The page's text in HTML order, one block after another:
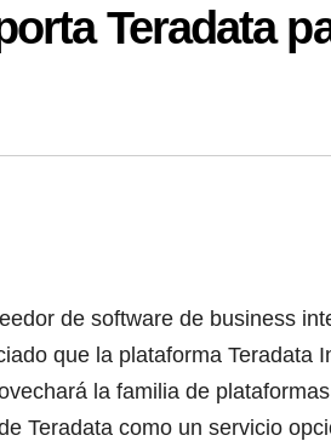
Teradata
de software de business
que la plataforma
la familia de
Teradata como un servicio